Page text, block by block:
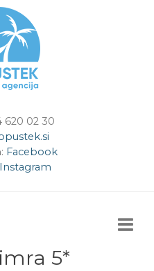
620 02 30
Facebook
Instagram
5*